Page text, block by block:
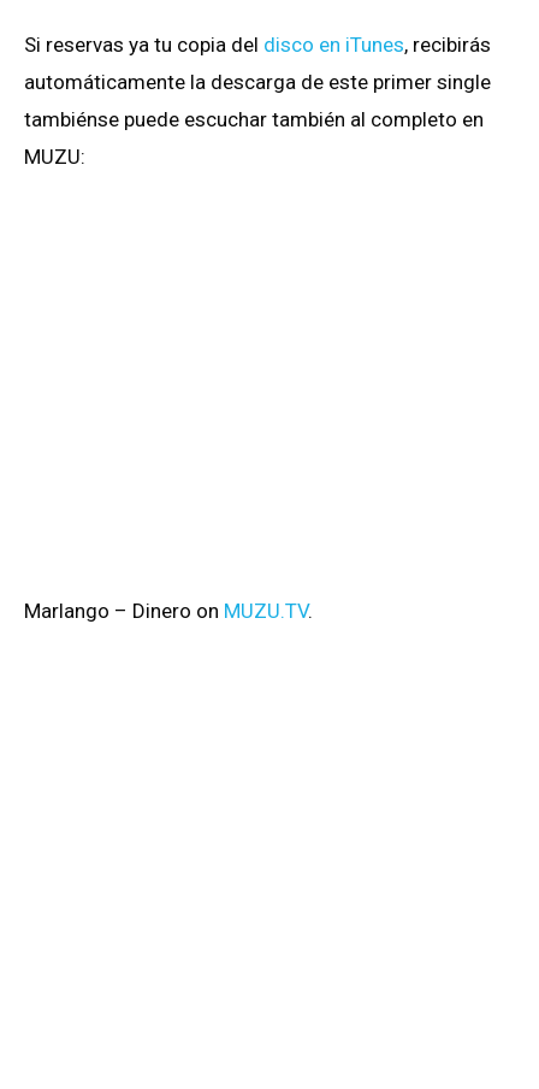
Si reservas ya tu copia del disco en iTunes, recibirás
automáticamente la descarga de este primer single
tambiénse puede escuchar también al completo en
MUZU:
Marlango – Dinero on MUZU.TV.